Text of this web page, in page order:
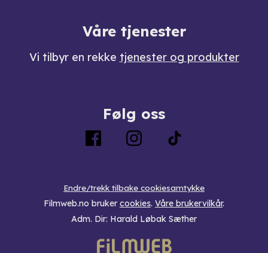
Våre tjenester
Vi tilbyr en rekke tjenester og produkter
Følg oss
Endre/trekk tilbake cookiesamtykke
Filmweb.no bruker cookies. Våre brukervilkår.
Adm. Dir: Harald Løbak Sæther